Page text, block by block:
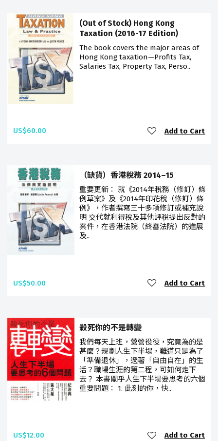
(Out of Stock) Hong Kong
Taxation (2016-17 Edition)
The book covers the major areas of
Hong Kong taxation—Profits Tax,
Salaries Tax, Property Tax, Perso..
US$60.00 Add to Cart
（缺貨）香港稅務 2014–15
重要更新： 就《2014年稅務（修訂）條
例草案》及《2014年印花稅（修訂）條
例》，作者撰寫三十多項修訂或補充說
明 交代就利得稅及其他評稅提出反對的
案件，在香港法院（終審法院）的進展
及..
US$50.00 Add to Cart
殺死你的不是轉變
我們每天上班，營營役役，究竟為的是
甚麼？規劃人生下半場，難道只是為了
「準備退休」，過著「自由自在」的生
活？職場生涯的第二程，可如何走下
去？ 本書關乎人生下半場要思考的六個
重要問題： 1. 此刻的你，快..
US$12.00 Add to Cart